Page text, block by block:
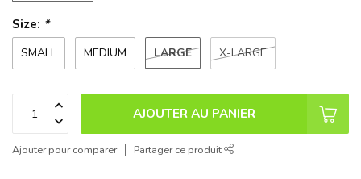
Size: *
SMALL MEDIUM LARGE X-LARGE
AJOUTER AU PANIER
Ajouter pour comparer Partager ce produit